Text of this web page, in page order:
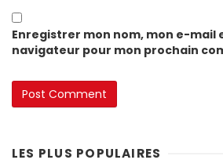
Enregistrer mon nom, mon e-mail
navigateur pour mon prochain
LES PLUS POPULAIRES